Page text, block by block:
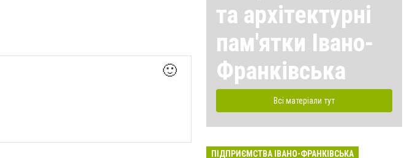
🙂
та архітектурні
пам'ятки Івано-
Франківська
Всі матеріали тут
ПІДПРИЄМСТВА ІВАНО-ФРАНКІВСЬКА